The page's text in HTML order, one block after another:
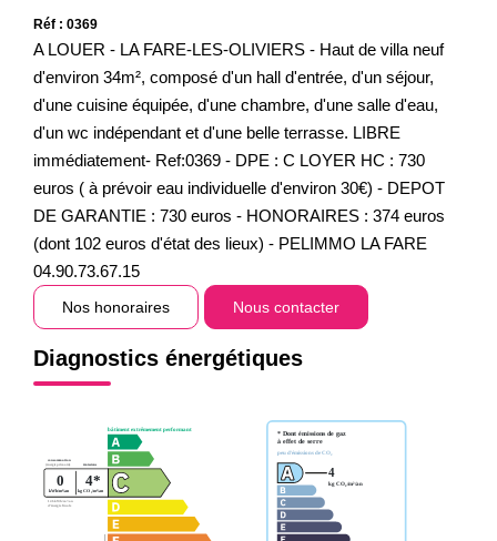
Réf : 0369
A LOUER - LA FARE-LES-OLIVIERS - Haut de villa neuf
d'environ 34m², composé d'un hall d'entrée, d'un séjour,
d'une cuisine équipée, d'une chambre, d'une salle d'eau,
d'un wc indépendant et d'une belle terrasse. LIBRE
immédiatement- Ref:0369 - DPE : C LOYER HC : 730
euros ( à prévoir eau individuelle d'environ 30€) - DEPOT
DE GARANTIE : 730 euros - HONORAIRES : 374 euros
(dont 102 euros d'état des lieux) - PELIMMO LA FARE
04.90.73.67.15
Nos honoraires Nous contacter
Diagnostics énergétiques